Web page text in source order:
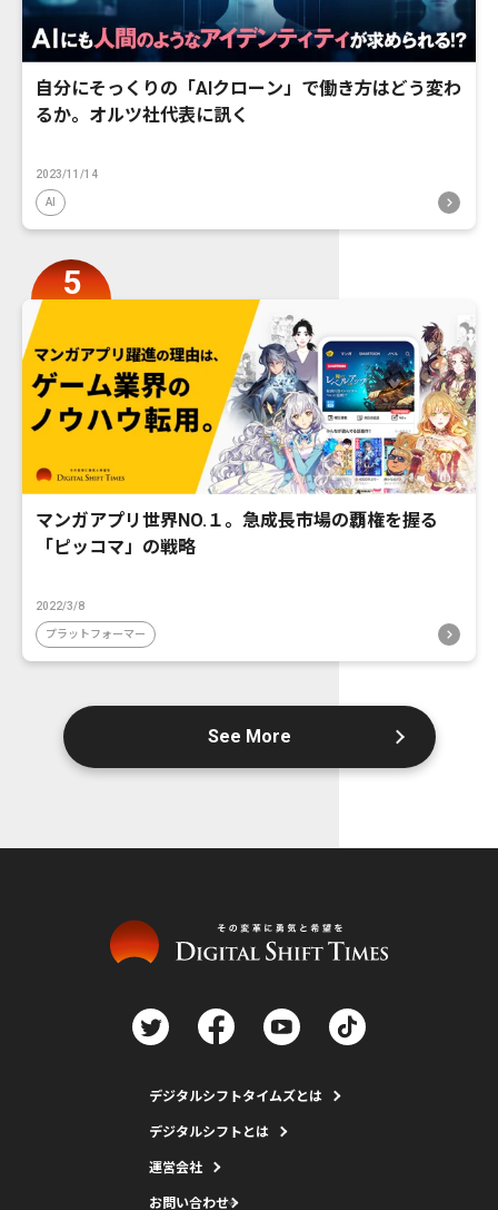
自分にそっくりの「AIクローン」で働き方はどう変わ
るか。オルツ社代表に訊く
2023/11/14
AI
マンガアプリ世界NO.１。急成長市場の覇権を握る
「ピッコマ」の戦略
2022/3/8
プラットフォーマー
See More
デジタルシフトタイムズとは
デジタルシフトとは
運営会社
お問い合わせ